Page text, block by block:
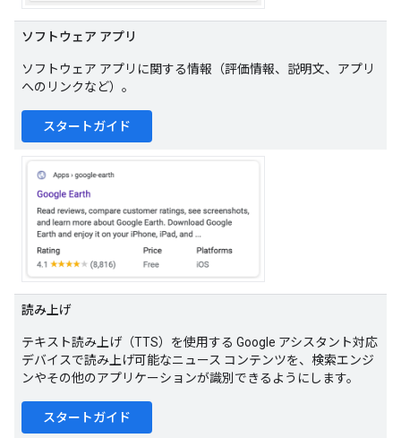
ソフトウェア アプリ
ソフトウェア アプリに関する情報（評価情報、説明文、アプリ
へのリンクなど）。
スタートガイド
読み上げ
テキスト読み上げ（TTS）を使用する Google アシスタント対応
デバイスで読み上げ可能なニュース コンテンツを、検索エンジ
ンやその他のアプリケーションが識別できるようにします。
スタートガイド